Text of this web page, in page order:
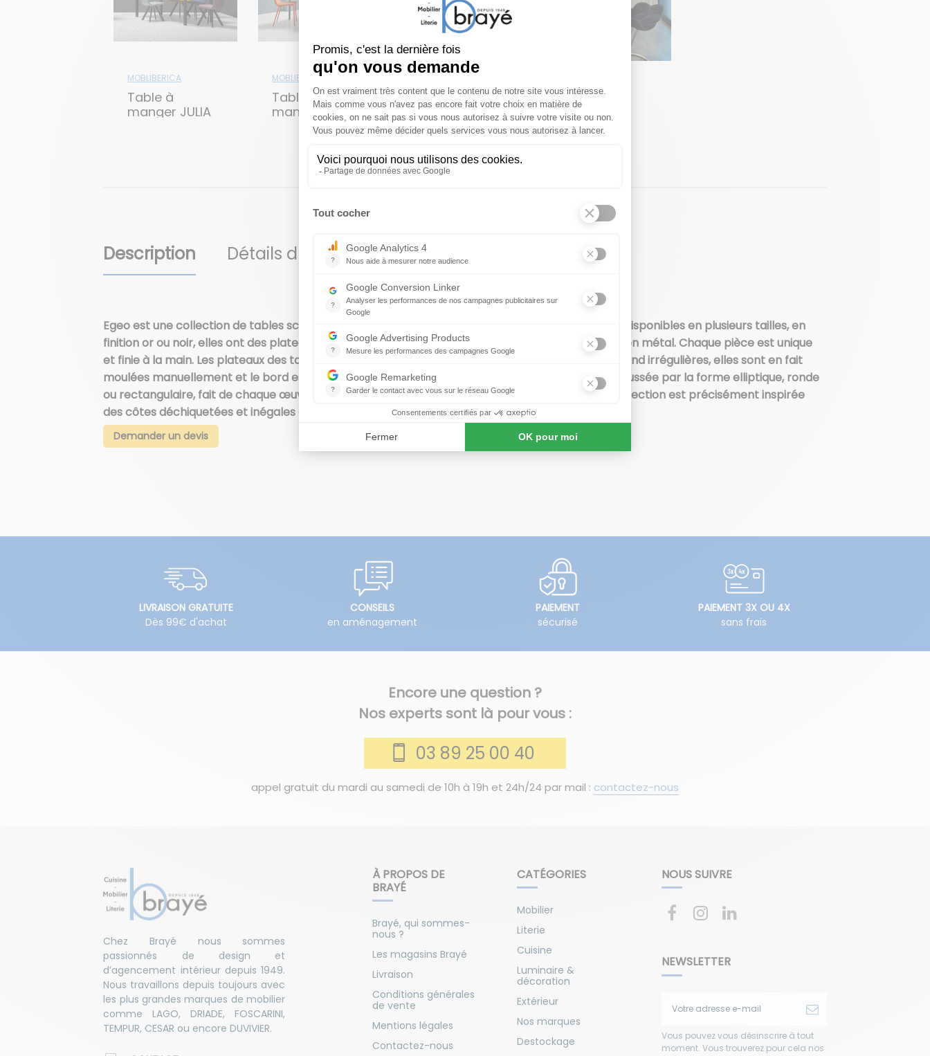
MOBLIBERICA
Table à
manger JULIA
MOBLIBERICA
Table à
manger SALT
Chaise Ella
Tabouret
Soshun
Description Détails du produit À propos de EDRA
Egeo est une collection de tables sculpturales conçue par Jacopo Foggini pour la marque Edra. Disponibles en plusieurs tailles, en
finition or ou noir, elles ont des plateaux en verre avec des bords facettés et des pieds coniques en métal. Chaque pièce est unique
et finie à la main. Les plateaux des tables Egeo sont traitées avec un procedé particulier qui les rend irrégulières, elles sont en fait
moulées manuellement et le bord est ainsi échancré de manière unique. La pureté du verre rehaussée par la forme elliptique, ronde
ou rectangulaire, fait de chaque œuvre le protagoniste de l'espace environnant. Le nom de la collection est précisément inspirée
des côtes déchiquetées et inégales de la mer Égée.
Demander un devis
Encore une question ?
Nos experts sont là pour vous :
03 89 25 00 40
appel gratuit du mardi au samedi de 10h à 19h et 24h/24 par mail : contactez-nous
LIVRAISON GRATUITE
Dès 99€ d'achat
CONSEILS
en aménagement
PAIEMENT
sécurisé
PAIEMENT 3X OU 4X
sans frais
À PROPOS DE
BRAYÉ
Brayé, qui sommes-
nous ?
Les magasins Brayé
Livraison
Conditions générales
de vente
Mentions légales
Contactez-nous
CATÉGORIES
Mobilier
Literie
Cuisine
Luminaire &
décoration
Extérieur
Nos marques
Destockage
Chez Brayé nous sommes
passionnés de design et
d’agencement intérieur depuis 1949.
Nous travaillons depuis toujours avec
les plus grandes marques de mobilier
comme LAGO, DRIADE, FOSCARINI,
TEMPUR, CESAR ou encore DUVIVIER.
NOUS SUIVRE
NEWSLETTER
Vous pouvez vous désinscrire à tout
moment. Vous trouverez pour cela nos